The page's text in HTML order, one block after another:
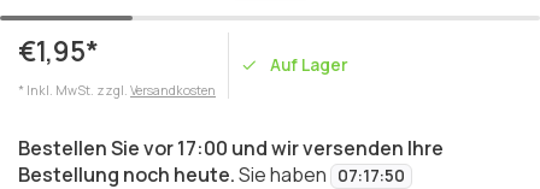
€1,95*
* Inkl. MwSt. zzgl. Versandkosten
Auf Lager
Bestellen Sie vor 17:00 und wir versenden Ihre
Bestellung noch heute.Sie haben 07:17:50